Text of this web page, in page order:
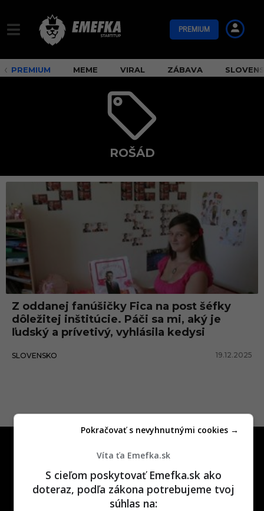
PREMIUM
PREMIUM MEME VIRAL ZÁBAVA
ROŠÁD
o
š
á
d
Z oddanej fanúšičky Fica na post šéfky
dôležitej inštitúcie. Páči sa mi, aký je
ľudský a prívetivý, vyhlásila kedysi
SLOVENSKO 19.12.2025
One time najzábavnejšie miesto na
Víta ťa Emefka.sk
S cieľom poskytovať Emefka.sk ako
doteraz, podľa zákona potrebujeme tvoj
súhlas na:
Pokračovať s nevyhnutnými cookies →